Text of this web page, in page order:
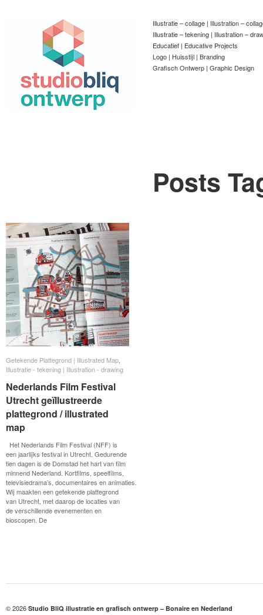
Illustratie – collage | Illustration –
Illustratie – tekening | Illustration –
Educatief | Educative Projects
Logo | Huisstijl | Branding
Grafisch Ontwerp | Graphic Design
Posts
Getekende Plattegrond | Illustrated Map
Illustratie - tekening | Illustration - drawing
Nederlands Film Festival
Utrecht geïllustreerde
plattegrond / illustrated
map
Het Nederlands Film Festival (NFF) is
een jaarlijks festival in Utrecht. Gedurende
tien dagen is de Domstad het hart van film
minnend Nederland. Kortfilms, speelfilms,
televisiedrama’s, documentaires en animaties.
Wij maakten een getekende plattegrond
van Utrecht, met daarop de locaties van
de verschillende evenementen en
bioscopen. De
Getekende Plattegrond | Illustrated Map
Illustratie - tekening | Illustration - drawing
Nederlands Film Festival
Utrecht geïllustreerde
plattegrond / illustrated map
© 2026 Studio BliQ illustratie en grafisch ontwerp – Bonaire en Nederland